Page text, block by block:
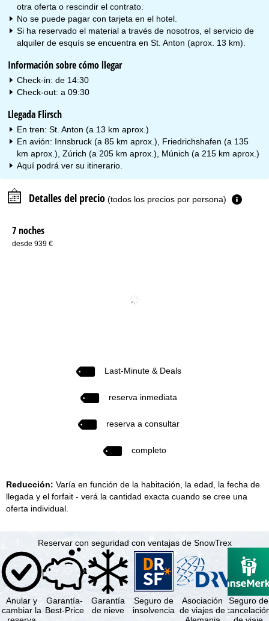
otra oferta o rescindir el contrato.
No se puede pagar con tarjeta en el hotel.
Si ha reservado el material a través de nosotros, el servicio de
alquiler de esquís se encuentra en St. Anton (aprox. 13 km).
Información sobre cómo llegar
Check-in: de 14:30
Check-out: a 09:30
Llegada Flirsch
En tren: St. Anton (a 13 km aprox.)
En avión: Innsbruck (a 85 km aprox.), Friedrichshafen (a 135
km aprox.), Zúrich (a 205 km aprox.), Múnich (a 215 km aprox.)
Aquí podrá ver su itinerario
Detalles del precio (todos los precios por persona)
7 noches
desde 939 €
Last-Minute & Deals
reserva inmediata
reserva a consultar
completo
Reducción: Varía en función de la habitación, la edad, la fecha de
llegada y el forfait - verá la cantidad exacta cuando se cree una
oferta individual.
Reservar con seguridad con ventajas de SnowTrex
Anular y
cambiar la
Garantía-
Best-Price
Garantía
de nieve
Seguro de
insolvencia
Asociación
de viajes de
Seguro de